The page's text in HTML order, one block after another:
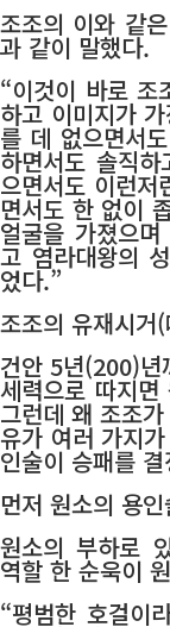
조조의 이와 같
과 같이 말했다.
“이것이 바로 조
하고 이미지가
를 데 없으면서
하면서도 솔직
으면서도 이런
면서도 한 없이
얼굴을 가졌으
고 염라대왕의
었다.”
조조의 유재시
건안 5년(200)년
세력으로 따지
그런데 왜 조조
유가 여러 가지
인술이 승패를
먼저 원소의 용
원소의 부하로
역할 한 순욱이
“평범한 호걸이